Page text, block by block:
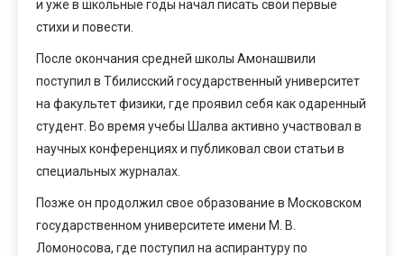
и уже в школьные годы начал писать свои первые
стихи и повести.
После окончания средней школы Амонашвили
поступил в Тбилисский государственный университет
на факультет физики, где проявил себя как одаренный
студент. Во время учебы Шалва активно участвовал в
научных конференциях и публиковал свои статьи в
специальных журналах.
Позже он продолжил свое образование в Московском
государственном университете имени М. В.
Ломоносова, где поступил на аспирантуру по